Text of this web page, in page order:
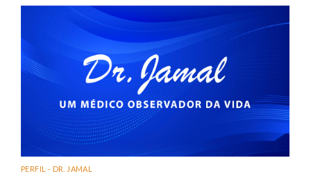
PERFIL - DR. JAMAL